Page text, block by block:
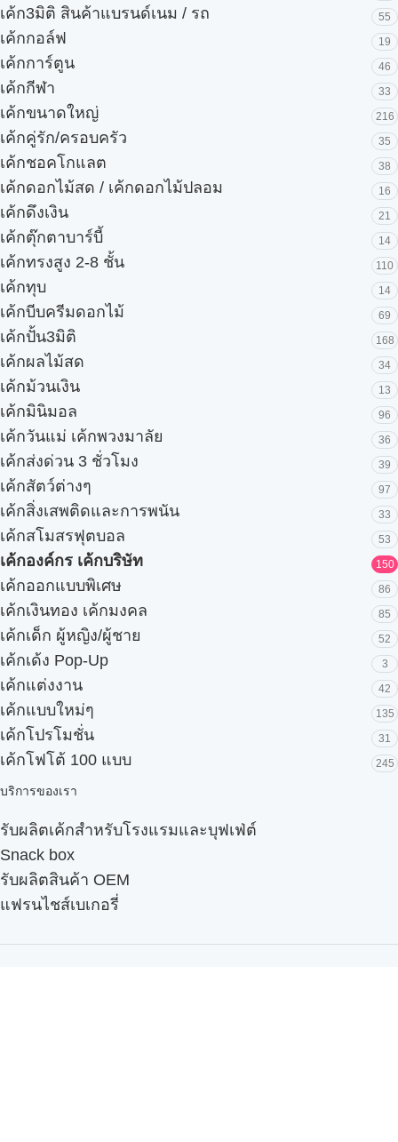
เค้ก3มิติ สินค้าแบรนด์เนม / รถ 55
เค้กกอล์ฟ 19
เค้กการ์ตูน 46
เค้กกีฬา 33
เค้กขนาดใหญ่ 216
เค้กคู่รัก/ครอบครัว 35
เค้กชอคโกแลต 38
เค้กดอกไม้สด / เค้กดอกไม้ปลอม 16
เค้กดึงเงิน 21
เค้กตุ๊กตาบาร์บี้ 14
เค้กทรงสูง 2-8 ชั้น 110
เค้กทุบ 14
เค้กบีบครีมดอกไม้ 69
เค้กปั้น3มิติ 168
เค้กผลไม้สด 34
เค้กม้วนเงิน 13
เค้กมินิมอล 96
เค้กวันแม่ เค้กพวงมาลัย 36
เค้กส่งด่วน 3 ชั่วโมง 39
เค้กสัตว์ต่างๆ 97
เค้กสิ่งเสพติดและการพนัน 33
เค้กสโมสรฟุตบอล 53
เค้กองค์กร เค้กบริษัท 150
เค้กออกแบบพิเศษ 86
เค้กเงินทอง เค้กมงคล 85
เค้กเด็ก ผู้หญิง/ผู้ชาย 52
เค้กเด้ง Pop-Up 3
เค้กแต่งงาน 42
เค้กแบบใหม่ๆ 135
เค้กโปรโมชั่น 31
เค้กโฟโต้ 100 แบบ 245
บริการของเรา
รับผลิตเค้กสำหรับโรงแรมและบุฟเฟ่ต์
Snack box
รับผลิตสินค้า OEM
แฟรนไชส์เบเกอรี่